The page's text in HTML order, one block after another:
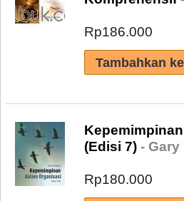
Rp186.000
(Edisi 7) - Gary
Rp180.000